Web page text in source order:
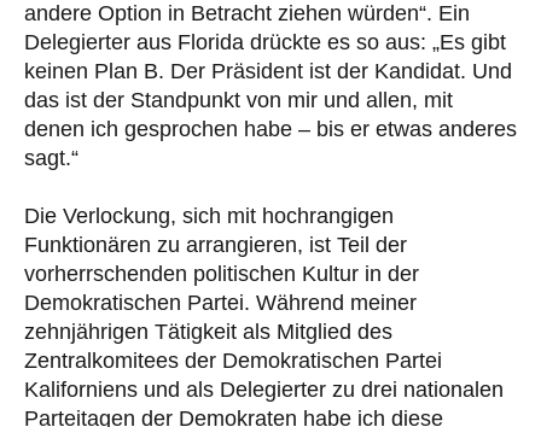
andere Option in Betracht ziehen würden“. Ein
Delegierter aus Florida drückte es so aus: „Es gibt
keinen Plan B. Der Präsident ist der Kandidat. Und
das ist der Standpunkt von mir und allen, mit
denen ich gesprochen habe – bis er etwas anderes
sagt.“
Die Verlockung, sich mit hochrangigen
Funktionären zu arrangieren, ist Teil der
vorherrschenden politischen Kultur in der
Demokratischen Partei. Während meiner
zehnjährigen Tätigkeit als Mitglied des
Zentralkomitees der Demokratischen Partei
Kaliforniens und als Delegierter zu drei nationalen
Parteitagen der Demokraten habe ich diese